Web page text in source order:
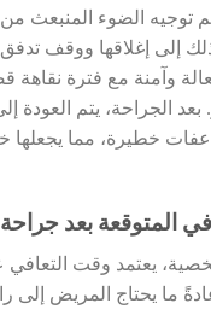
توجيه الضوء المنبعث من
إلى إغلاقها ووقف تدفق
وآمنة مع فترة نقاهة
الجراحة، يتم العودة
خطيرة، مما يجعلها
المتوقعة بعد
يعتمد وقت التعافي